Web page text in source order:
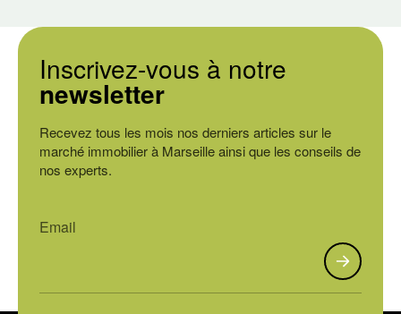
Inscrivez-vous à notre
newsletter
Recevez tous les mois nos derniers articles sur le
marché immobilier à Marseille ainsi que les conseils de
nos experts.